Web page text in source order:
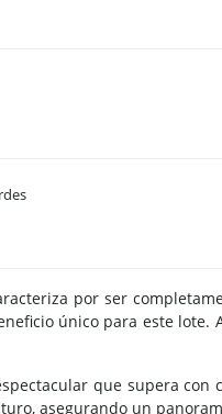
por ser
único para este lote.
que supera con
asegurando un